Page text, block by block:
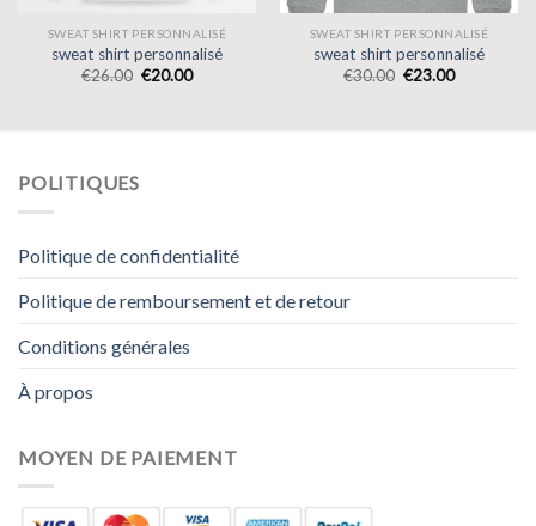
SWEAT SHIRT PERSONNALISÉ
sweat shirt personnalisé
€26.00 €20.00
SWEAT SHIRT PERSONNALISÉ
sweat shirt personnalisé
€30.00 €23.00
POLITIQUES
Politique de confidentialité
Politique de remboursement et de retour
Conditions générales
À propos
MOYEN DE PAIEMENT